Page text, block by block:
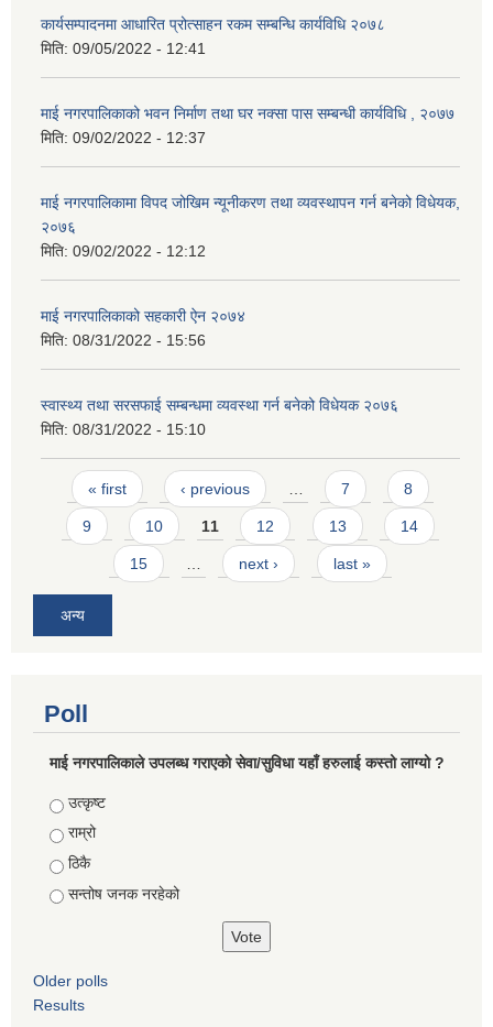
कार्यसम्पादनमा आधारित प्रोत्साहन रकम सम्बन्धि कार्यविधि २०७८
मिति: 09/05/2022 - 12:41
माई नगरपालिकाको भवन निर्माण तथा घर नक्सा पास सम्बन्धी कार्यविधि , २०७७
मिति: 09/02/2022 - 12:37
माई नगरपालिकामा विपद जोखिम न्यूनीकरण तथा व्यवस्थापन गर्न बनेको विधेयक,
२०७६
मिति: 09/02/2022 - 12:12
माई नगरपालिकाको सहकारी ऐन २०७४
मिति: 08/31/2022 - 15:56
स्वास्थ्य तथा सरसफाई सम्बन्धमा व्यवस्था गर्न बनेको विधेयक २०७६
मिति: 08/31/2022 - 15:10
Pages
« first ‹ previous … 7 8
9 10 11 12 13 14
15 … next › last »
अन्य
Poll
माई नगरपालिकाले उपलब्ध गराएको सेवा/सुविधा यहाँ हरुलाई कस्तो लाग्यो ?
Choices
उत्कृष्ट
राम्रो
ठिकै
सन्तोष जनक नरहेको
Older polls
Results